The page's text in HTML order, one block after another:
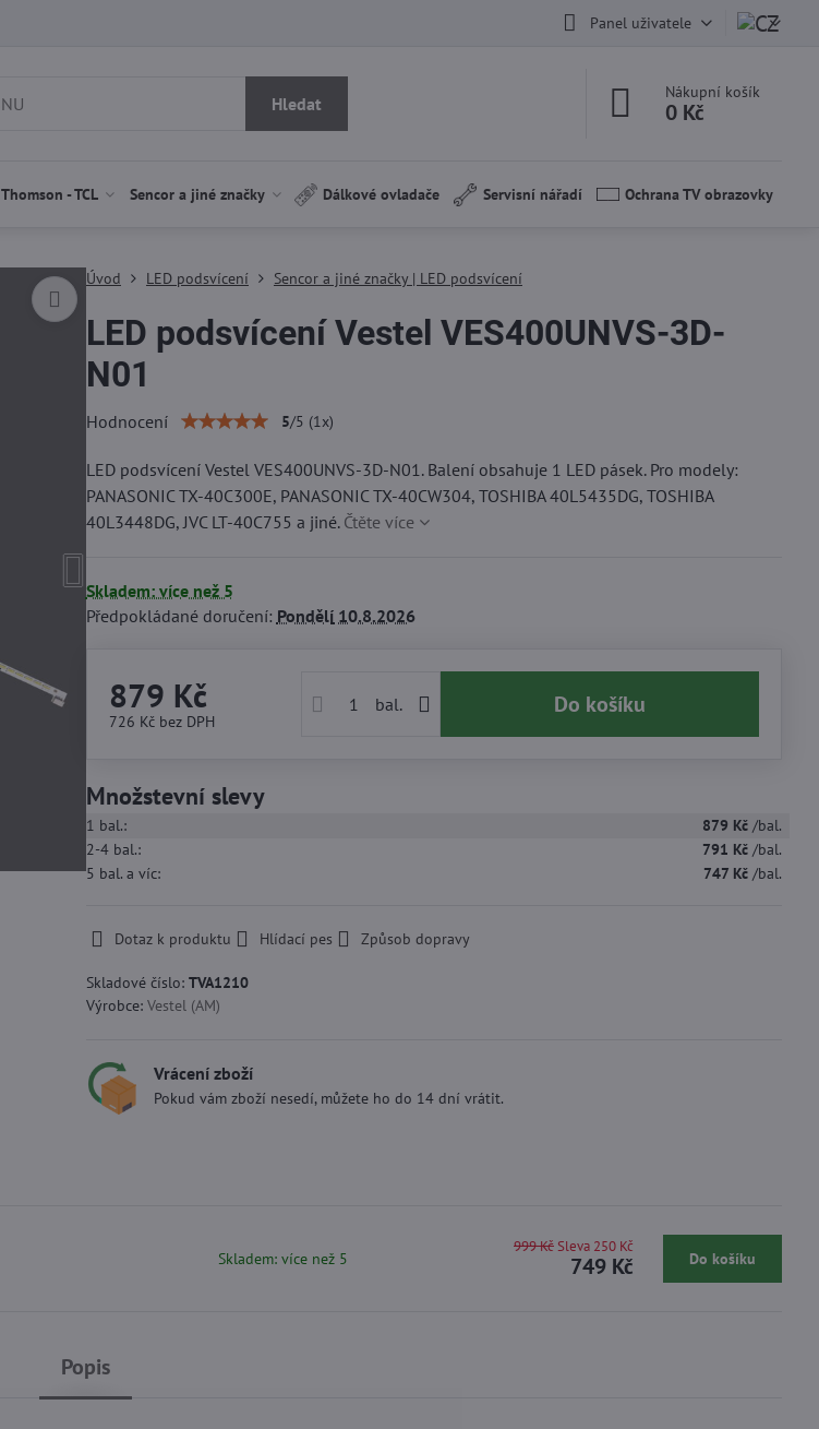
Panel uživatele
Hledat
Nákupní košík
0 Kč
Thomson - TCL Sencor a jiné značky Dálkové ovladače Servisní nářadí Ochrana TV obrazovky
Úvod LED podsvícení Sencor a jiné značky | LED podsvícení
LED podsvícení Vestel VES400UNVS-3D-
N01
Hodnocení 5/5 (1x)
LED podsvícení Vestel VES400UNVS-3D-N01. Balení obsahuje 1 LED pásek. Pro modely:
PANASONIC TX-40C300E, PANASONIC TX-40CW304, TOSHIBA 40L5435DG, TOSHIBA
40L3448DG, JVC LT-40C755 a jiné. Čtěte více
Skladem: více než 5
Předpokládané doručení: Pondělí10.8.2026
879 Kč
726 Kč bez DPH
bal. Do košíku
Množstevní slevy
1 bal.: 879 Kč /bal.
2-4bal.: 791 Kč /bal.
5 bal.a víc: 747 Kč /bal.
Dotaz k produktu Hlídací pes Způsob dopravy
Skladové číslo: TVA1210
Výrobce: Vestel (AM)
Vrácení zboží
Pokud vám zboží nesedí, můžete ho do 14 dní vrátit.
Popis
Skladem: více než 5 749 Kč
999 Kč Sleva 250 Kč
Do košíku